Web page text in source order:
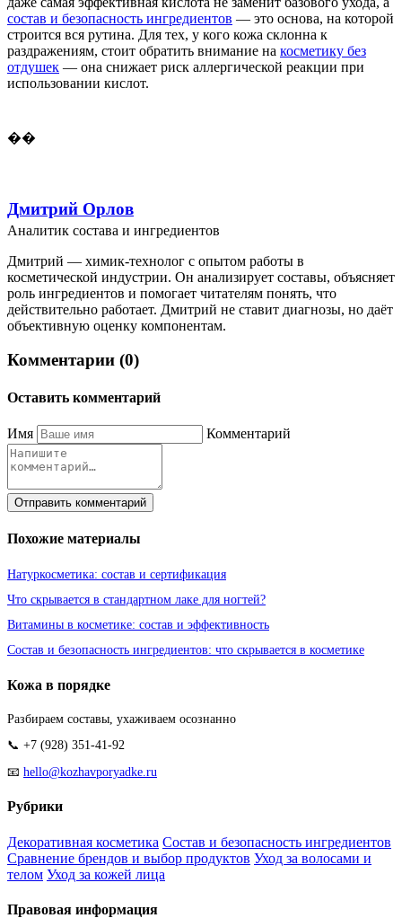
состав и безопасность ингредиентов — это основа, на которой
строится вся рутина. Для тех, у кого кожа склонна к
раздражениям, стоит обратить внимание на косметику без
отдушек — она снижает риск аллергической реакции при
использовании кислот.
��
Дмитрий Орлов
Аналитик состава и ингредиентов
Дмитрий — химик-технолог с опытом работы в
косметической индустрии. Он анализирует составы, объясняет
роль ингредиентов и помогает читателям понять, что
действительно работает. Дмитрий не ставит диагнозы, но даёт
объективную оценку компонентам.
Комментарии (0)
Оставить комментарий
Имя Комментарий
Отправить комментарий
Похожие материалы
Натуркосметика: состав и сертификация
Что скрывается в стандартном лаке для ногтей?
Витамины в косметике: состав и эффективность
Состав и безопасность ингредиентов: что скрывается в косметике
Кожа в порядке
Разбираем составы, ухаживаем осознанно
📞 +7 (928) 351-41-92
📧 hello@kozhavporyadke.ru
Рубрики
Декоративная косметика Состав и безопасность ингредиентов
Сравнение брендов и выбор продуктов Уход за волосами и
телом Уход за кожей лица
Правовая информация